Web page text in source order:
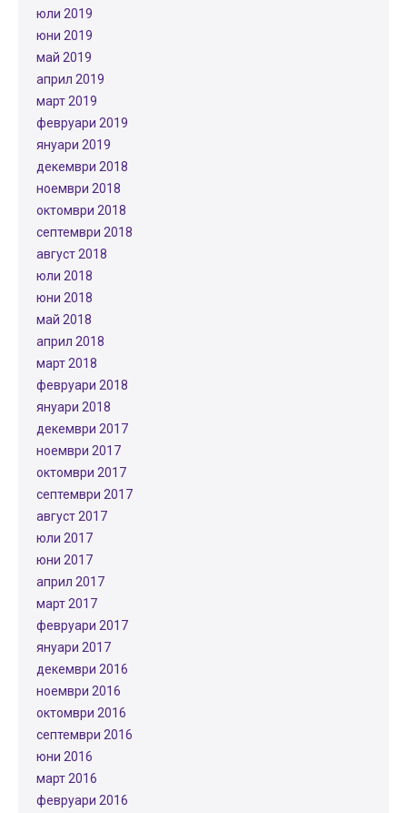
юли 2019
юни 2019
май 2019
април 2019
март 2019
февруари 2019
януари 2019
декември 2018
ноември 2018
октомври 2018
септември 2018
август 2018
юли 2018
юни 2018
май 2018
април 2018
март 2018
февруари 2018
януари 2018
декември 2017
ноември 2017
октомври 2017
септември 2017
август 2017
юли 2017
юни 2017
април 2017
март 2017
февруари 2017
януари 2017
декември 2016
ноември 2016
октомври 2016
септември 2016
юни 2016
март 2016
февруари 2016